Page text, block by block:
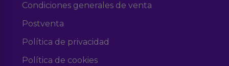
Condiciones generales de venta
Postventa
Política de privacidad
Política de cookies